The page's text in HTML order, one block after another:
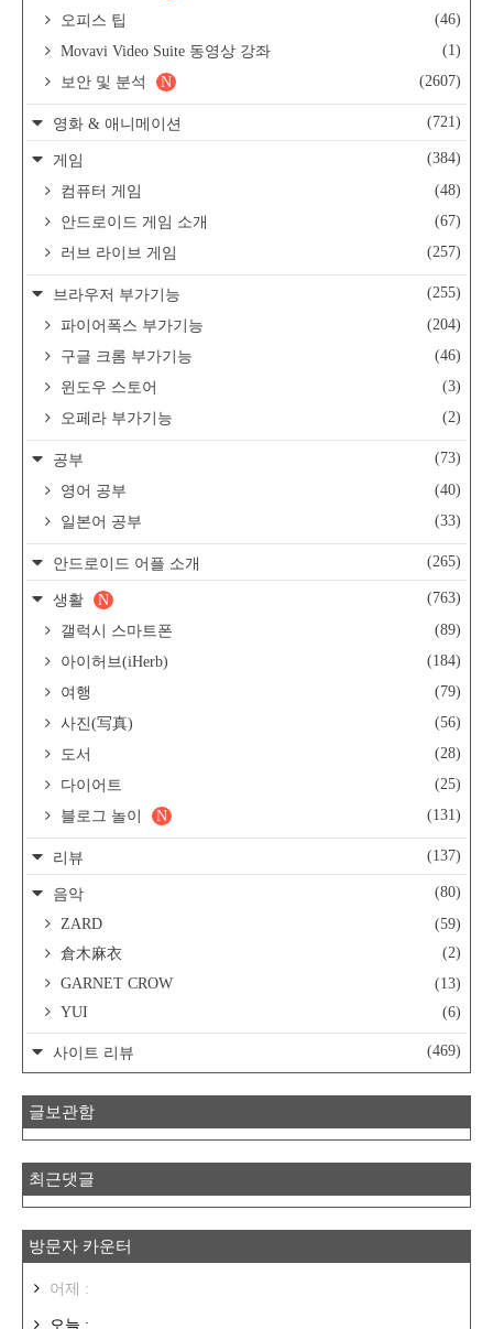
오피스 팁
(46)
Movavi Video Suite 동영상 강좌
(1)
보안 및 분석
(2607)
N
영화 & 애니메이션 (721)
게임
(384)
컴퓨터 게임
(48)
안드로이드 게임 소개
(67)
러브 라이브 게임
(257)
브라우저 부가기능
(255)
파이어폭스 부가기능
(204)
구글 크롬 부가기능
(46)
윈도우 스토어
(3)
오페라 부가기능
(2)
공부
(73)
영어 공부
(40)
일본어 공부
(33)
안드로이드 어플 소개 (265)
생활 (763)
N
갤럭시 스마트폰
(89)
아이허브(iHerb)
(184)
여행
(79)
사진(写真)
(56)
도서
(28)
다이어트
(25)
블로그 놀이
(131)
N
리뷰 (137)
음악
(80)
ZARD
(59)
倉木麻衣
(2)
GARNET CROW
(13)
YUI
(6)
사이트 리뷰 (469)
글보관함
최근댓글
방문자 카운터
어제 :
오늘 :